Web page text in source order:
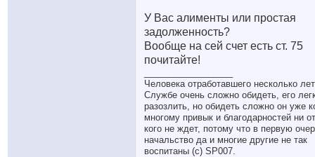
У Вас алименты или простая
задолженность?
Вообще на сей счет есть ст. 75
почитайте!
Человека отработавшего несколько
Службе очень сложно обидеть, его
разозлить, но обидеть сложно он уже
многому привык и благодарностей ни от
кого не ждет, потому что в первую
начальство да и многие другие не так
воспитаны (с) SP007.